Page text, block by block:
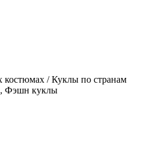
костюмах / Куклы по странам
Фэшн куклы